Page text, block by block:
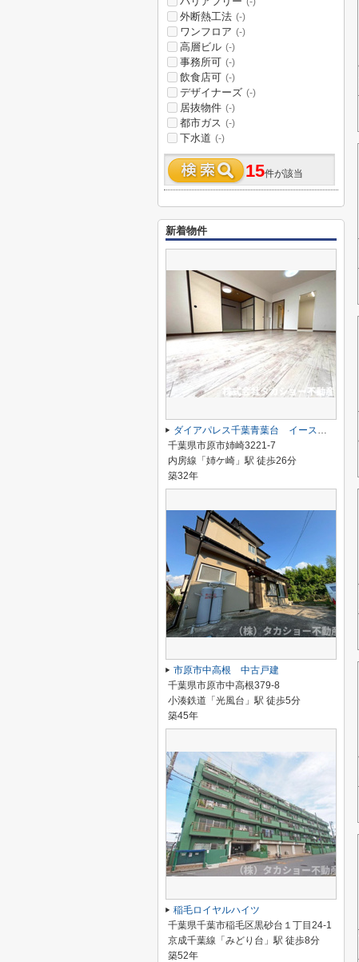
外断熱工法 (-)
ワンフロア (-)
高層ビル (-)
事務所可 (-)
飲食店可 (-)
デザイナーズ (-)
居抜物件 (-)
都市ガス (-)
下水道 (-)
15件が該当
新着物件
ダイアパレス千葉青葉台 イーストアベニュー
千葉県市原市姉崎3221-7
内房線「姉ケ崎」駅 徒歩26分
築32年
市原市中高根 中古戸建
千葉県市原市中高根379-8
小湊鉄道「光風台」駅 徒歩5分
築45年
稲毛ロイヤルハイツ
千葉県千葉市稲毛区黒砂台１丁目24-1
京成千葉線「みどり台」駅 徒歩8分
築52年